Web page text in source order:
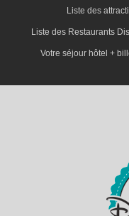
Liste des
Liste des Restaurants
Votre séjour hôtel +